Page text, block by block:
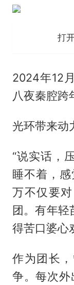
打
2024年12
八夜秦腔跨
光环带来动
“说实话，
睡不着，
万不仅要
团。有年轻
得苦口婆心
作为团长
争。每次外